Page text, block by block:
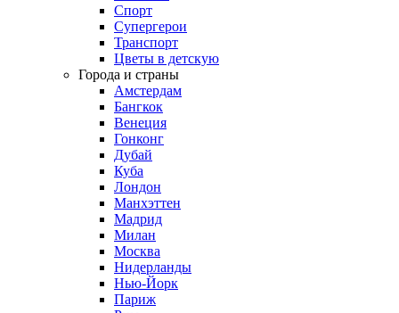
Спорт
Супергерои
Транспорт
Цветы в детскую
Города и страны
Амстердам
Бангкок
Венеция
Гонконг
Дубай
Куба
Лондон
Манхэттен
Мадрид
Милан
Москва
Нидерланды
Нью-Йорк
Париж